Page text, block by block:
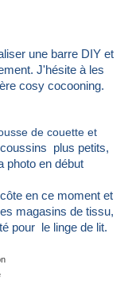
une barre DIY et
J'hésite à les
cosy cocooning.
de couette et
plus petits,
photo en début
en ce moment et
magasins de tissu,
pour le linge de lit.